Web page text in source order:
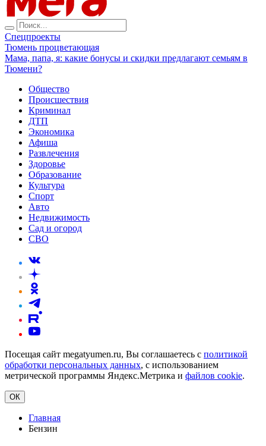
Спецпроекты
Тюмень процветающая
Мама, папа, я: какие бонусы и скидки предлагают семьям в
Тюмени?
Общество
Происшествия
Криминал
ДТП
Экономика
Афиша
Развлечения
Здоровье
Образование
Культура
Спорт
Авто
Недвижимость
Сад и огород
СВО
Посещая сайт megatyumen.ru, Вы соглашаетесь с политикой
обработки персональных данных, с использованием
метрической программы Яндекс.Метрика и файлов cookie.
ОК
Главная
Бензин